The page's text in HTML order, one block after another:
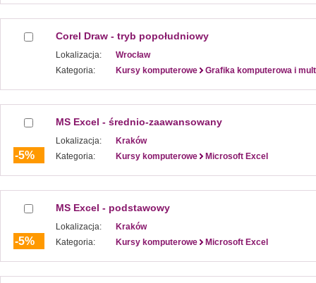
Corel Draw - tryb popołudniowy
Lokalizacja:
Wrocław
Kategoria:
Kursy komputerowe Grafika komputerowa i
-5%
MS Excel - średnio-zaawansowany
Lokalizacja:
Kraków
Kategoria:
Kursy komputerowe Microsoft Excel
-5%
MS Excel - podstawowy
Lokalizacja:
Kraków
Kategoria:
Kursy komputerowe Microsoft Excel